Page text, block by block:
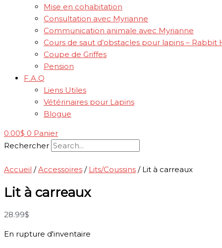
Mise en cohabitation
Consultation avec Myrianne
Communication animale avec Myrianne
Cours de saut d’obstacles pour lapins – Rabbit
Coupe de Griffes
Pension
F.A.Q
Liens Utiles
Vétérinaires pour Lapins
Blogue
0.00$ 0 Panier
Rechercher
Accueil /Accessoires / Lits/Coussins / Lit à carreaux
Lit à carreaux
28.99$
En rupture d'inventaire